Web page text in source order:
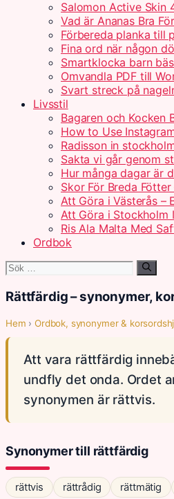
Salomon Active Skin
Vad är Ananas Bra
Förbereda planka till
Fina ord när någon
Smartklocka barn
Omvandla PDF till
Svart streck på
Livsstil
Bagaren och Kocken
How to Use
Radisson in
Sakta vi går genom
Hur många dagar är
Skor För Breda
Att Göra i Västerås –
Att Göra i Stockholm
Ris Ala Malta Med
Ordbok
Sök
Rättfärdig – synonymer,
Hem ›Ordbok, synonymer &
Att vara rättfärdig
undfly det onda. Ordet
synonymen är rättvis.
Synonymer till rättfärdig
rättvis rättrådig rättmätig